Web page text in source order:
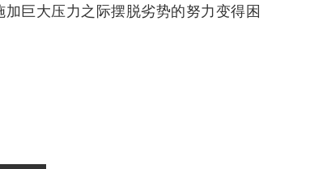
巨大压力之际摆脱劣势的努力变得困